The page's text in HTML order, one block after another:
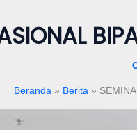
Beranda Berita